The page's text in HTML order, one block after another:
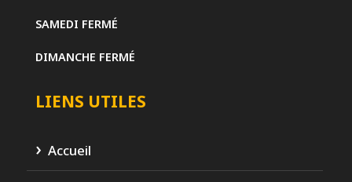
SAMEDI FERMÉ
DIMANCHE FERMÉ
LIENS UTILES
Accueil